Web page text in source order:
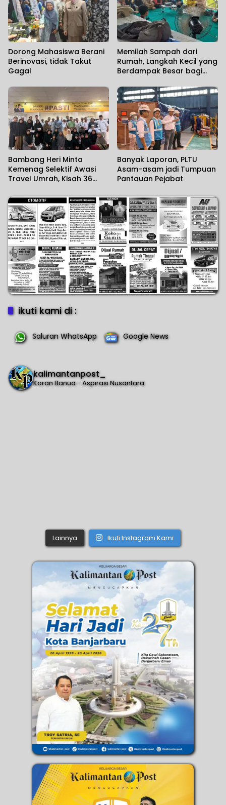
Dorong Mahasiswa Berani
Berinovasi, tidak Takut
Gagal
Memilah Sampah dari
Rumah, Langkah Kecil yang
Berdampak Besar bagi
Bambang Heri Minta
Kemenag Selektif Awasi
Travel Umrah, Kisah 36
Jeddah Mengundang Haru
Banyak Laporan, PLTU
Asam-asam jadi Tumpuan
Pantauan Pejabat
ikuti kami di :
Saluran WhatsApp Google News
kalimantanpost_
Koran Banua - Aspirasi Nusantara
Lainnya Ikuti Instagram Kami